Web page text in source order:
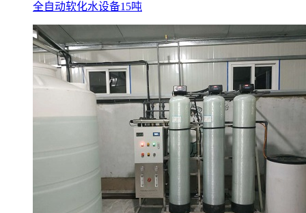
全自动软化水设备15吨